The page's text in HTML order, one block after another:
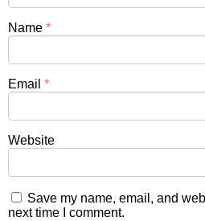
Name *
Email *
Website
Save my name, email, and
next time I comment.